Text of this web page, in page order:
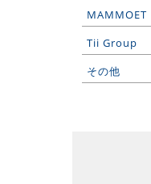
MAMMOET
Tii Group
その他